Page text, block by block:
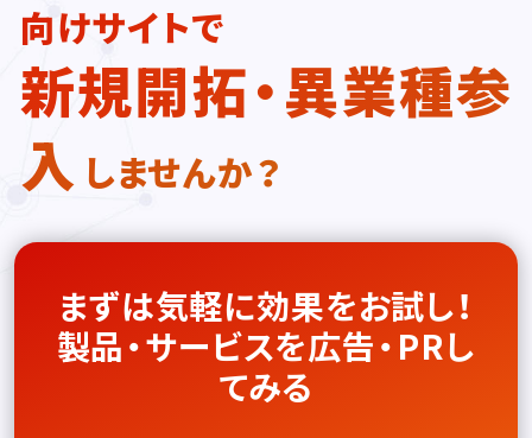
向けサイトで
新規開拓・異業種参
入 しませんか？
まずは気軽に効果をお試し！
製品・サービスを広告・PRし
てみる